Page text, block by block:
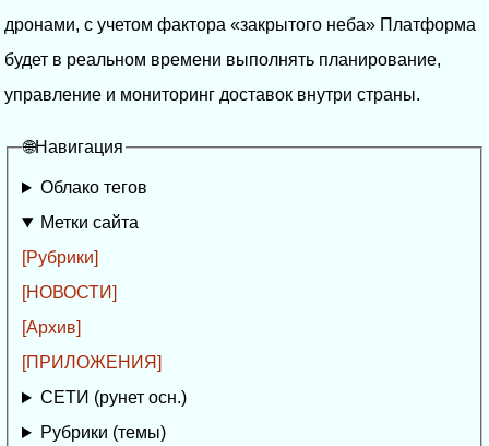
дронами, с учетом фактора «закрытого неба» Платформа
будет в реальном времени выполнять планирование,
управление и мониторинг доставок внутри страны.
🌐Навигация
Облако тегов
Метки сайта
[Рубрики]
[НОВОСТИ]
[Архив]
[ПРИЛОЖЕНИЯ]
СЕТИ (рунет осн.)
Рубрики (темы)